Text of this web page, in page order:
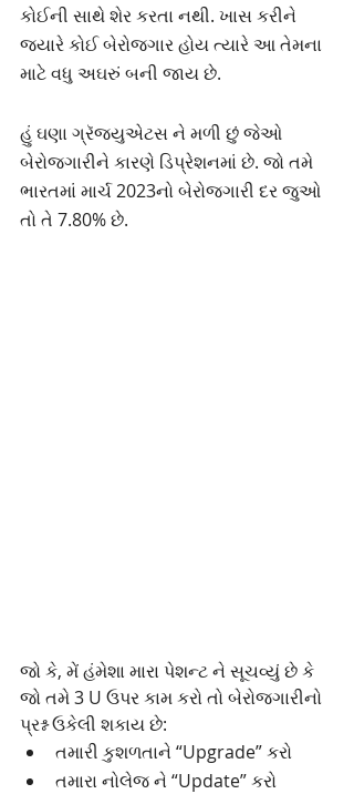
કોઈની સાથે શેર કરતા નથી. ખાસ કરીને
જ્યારે કોઈ બેરોજગાર હોય ત્યારે આ તેમના
માટે વધુ અઘરું બની જાય છે.
હું ઘણા ગ્રૅજ્યુએટસ ને મળી છું જેઓ
બેરોજગારીને કારણે ડિપ્રેશનમાં છે. જો તમે
ભારતમાં માર્ચ 2023નો બેરોજગારી દર જુઓ
તો તે 7.80% છે.
જો કે, મેં હંમેશા મારા પેશન્ટ ને સૂચવ્યું છે કે
જો તમે 3 U ઉપર કામ કરો તો બેરોજગારીનો
પ્રશ્ન ઉકેલી શકાય છે:
તમારી કુશળતાને “Upgrade” કરો
તમારા નોલેજ ને “Update” કરો